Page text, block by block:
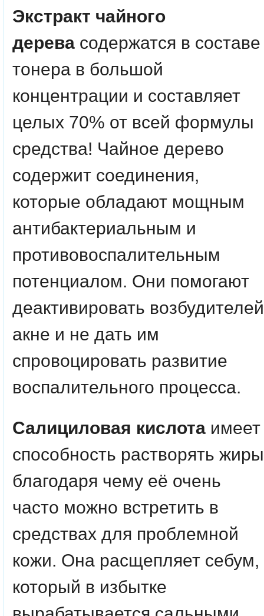
Экстракт чайного
дерева содержатся в составе
тонера в большой
концентрации и составляет
целых 70% от всей формулы
средства! Чайное дерево
содержит соединения,
которые обладают мощным
антибактериальным и
противовоспалительным
потенциалом. Они помогают
деактивировать возбудителей
акне и не дать им
спровоцировать развитие
воспалительного процесса.
Салициловая кислота имеет
способность растворять
благодаря чему её очень
часто можно встретить в
средствах для проблемной
кожи. Она расщепляет себум,
который в избытке